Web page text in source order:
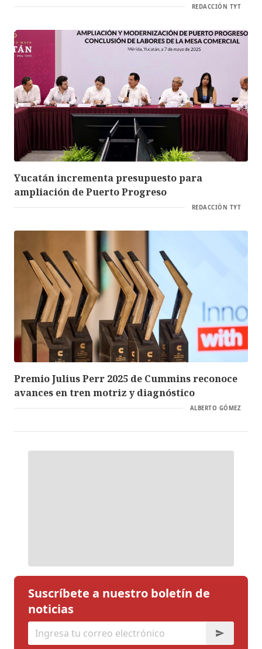
REDACCIÓN TYT
Yucatán incrementa presupuesto para
ampliación de Puerto Progreso
REDACCIÓN TYT
Premio Julius Perr 2025 de Cummins reconoce
avances en tren motriz y diagnóstico
ALBERTO GÓMEZ
Suscríbete a nuestro boletín de
noticias